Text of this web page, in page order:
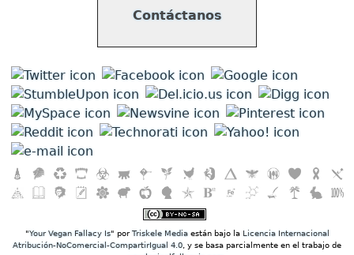
Contáctanos
"Your Vegan Fallacy Is" porTriskele Mediaestán bajo la Licencia Internacional
Atribución-NoComercial-CompartirIgual 4.0 , y se basa parcialmente en el trabajo de